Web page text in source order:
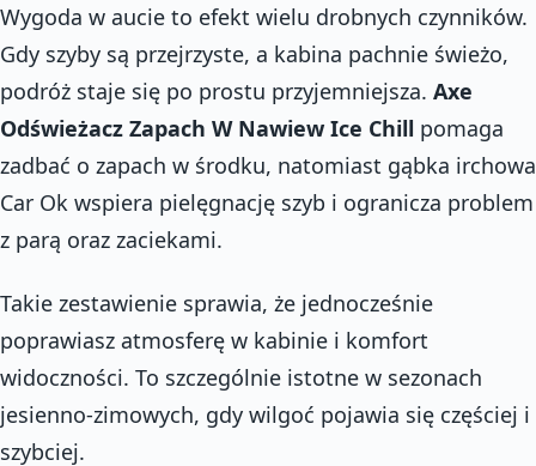
Wygoda w aucie to efekt wielu drobnych czynników.
Gdy szyby są przejrzyste, a kabina pachnie świeżo,
podróż staje się po prostu przyjemniejsza. Axe
Odświeżacz Zapach W Nawiew Ice Chill pomaga
zadbać o zapach w środku, natomiast gąbka irchowa
Car Ok wspiera pielęgnację szyb i ogranicza problem
z parą oraz zaciekami.
Takie zestawienie sprawia, że jednocześnie
poprawiasz atmosferę w kabinie i komfort
widoczności. To szczególnie istotne w sezonach
jesienno-zimowych, gdy wilgoć pojawia się częściej i
szybciej.